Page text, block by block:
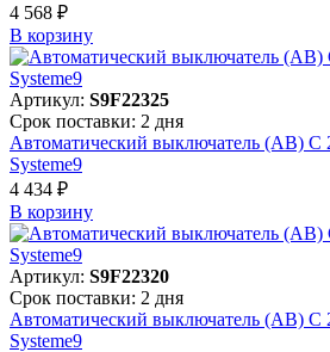
4 568 ₽
В корзинy
Артикул: S9F22325
Срок поставки: 2 дня
Автоматический выключатель (АВ) C
Systeme9
4 434 ₽
В корзинy
Артикул: S9F22320
Срок поставки: 2 дня
Автоматический выключатель (АВ) C
Systeme9